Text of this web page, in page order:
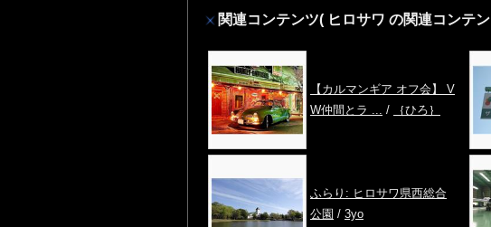
関連コンテンツ( ヒロサワ の関連コンテ
【カルマンギア オフ会】 V
W仲間とラ ...
/ ｛ひろ｝
ふらり: ヒロサワ県西総合
公園 / 3yo